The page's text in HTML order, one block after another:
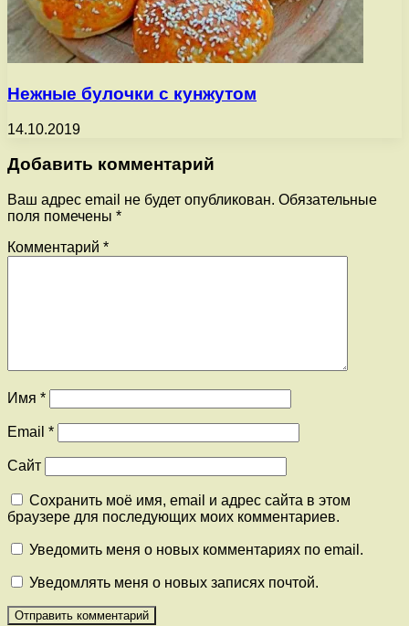
Нежные булочки с кунжутом
14.10.2019
Добавить комментарий
Ваш адрес email не будет опубликован. Обязательные
поля помечены *
Комментарий *
Имя *
Email *
Сайт
Сохранить моё имя, email и адрес сайта в этом
браузере для последующих моих комментариев.
Уведомить меня о новых комментариях по email.
Уведомлять меня о новых записях почтой.